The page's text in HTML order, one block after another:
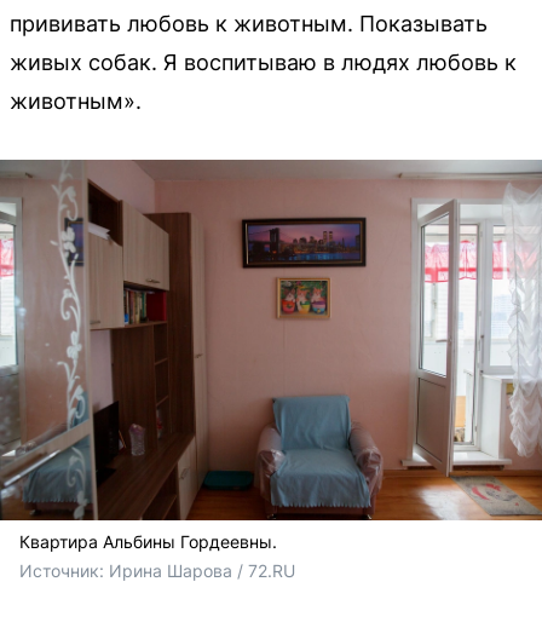
прививать любовь к животным. Показывать
живых собак. Я воспитываю в людях любовь к
животным».
Квартира Альбины Гордеевны.
Источник: Ирина Шарова / 72.RU